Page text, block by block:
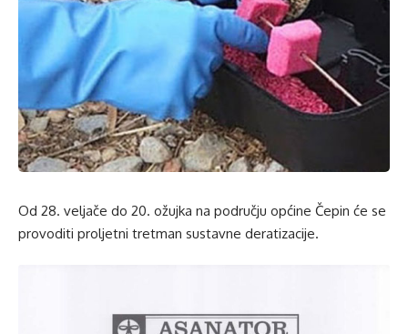
Od 28. veljače do 20. ožujka na području općine Čepin će se
provoditi proljetni tretman sustavne deratizacije.